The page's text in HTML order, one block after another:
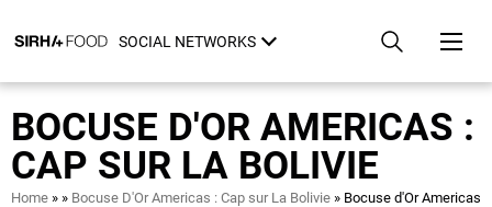
to
content
SOCIAL NETWORKS
BOCUSE D'OR AMERICAS :
CAP SUR LA BOLIVIE
Breadcrumb
Home Bocuse D'Or Americas : Cap sur La Bolivie
Bocuse d'Or Americas